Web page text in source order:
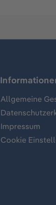
Allgemeine
Impressum
Cookie